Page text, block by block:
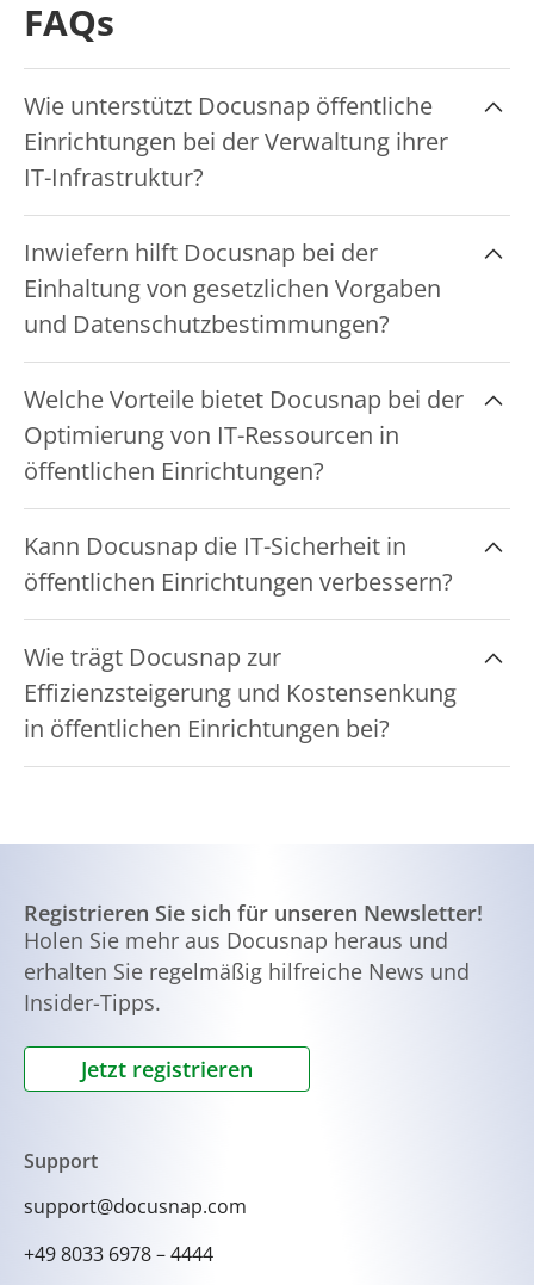
FAQs
Wie unterstützt Docusnap öffentliche
Einrichtungen bei der Verwaltung ihrer
IT-Infrastruktur?
umfassende Erfassung der gesamten IT-
Infrastruktur, wodurch öffentliche Einrichtungen
ihre IT-Ressourcen effizient verwalten können.
Inwiefern hilft Docusnap bei der
Einhaltung von gesetzlichen Vorgaben
und Datenschutzbestimmungen?
die Einhaltung gesetzlicher Vorgaben und
Datenschutzbestimmungen sicherstellen, indem
detaillierte Berichte und regelmäßige Audits
durchgeführt werden.
Welche Vorteile bietet Docusnap bei der
Optimierung von IT-Ressourcen in
öffentlichen Einrichtungen?
Nutzung und Auslastung von IT-Ressourcen,
was öffentliche Einrichtungen bei der optimalen
Planung und Nutzung ihrer IT-Infrastruktur
unterstützt.
Kann Docusnap die IT-Sicherheit in
öffentlichen Einrichtungen verbessern?
Sicherheitsanalysen und Berichte, die
öffentlichen Einrichtungen helfen,
Sicherheitslücken zu erkennen und
entsprechende Maßnahmen zur Verbesserung
Wie trägt Docusnap zur
Effizienzsteigerung und Kostensenkung
in öffentlichen Einrichtungen bei?
Effizienz und Kostensenkung in öffentlichen
Dokumentation und Analyse der IT-Systeme
ermöglicht.
Registrieren Sie sich für unseren Newsletter!
Holen Sie mehr aus Docusnap heraus und
erhalten Sie regelmäßig hilfreiche News und
Insider-Tipps.
Jetzt registrieren
Support
support@docusnap.com
+49 8033 6978 – 4444